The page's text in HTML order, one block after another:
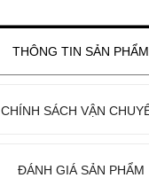
THÔNG TIN SẢN PHẨM
CHÍNH SÁCH VẬN
ĐÁNH GIÁ SẢN PHẨM